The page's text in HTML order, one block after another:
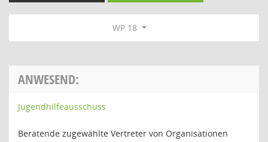
WP 18
ANWESEND:
Jugendhilfeausschuss
Beratende zugewählte Vertreter von Organisationen